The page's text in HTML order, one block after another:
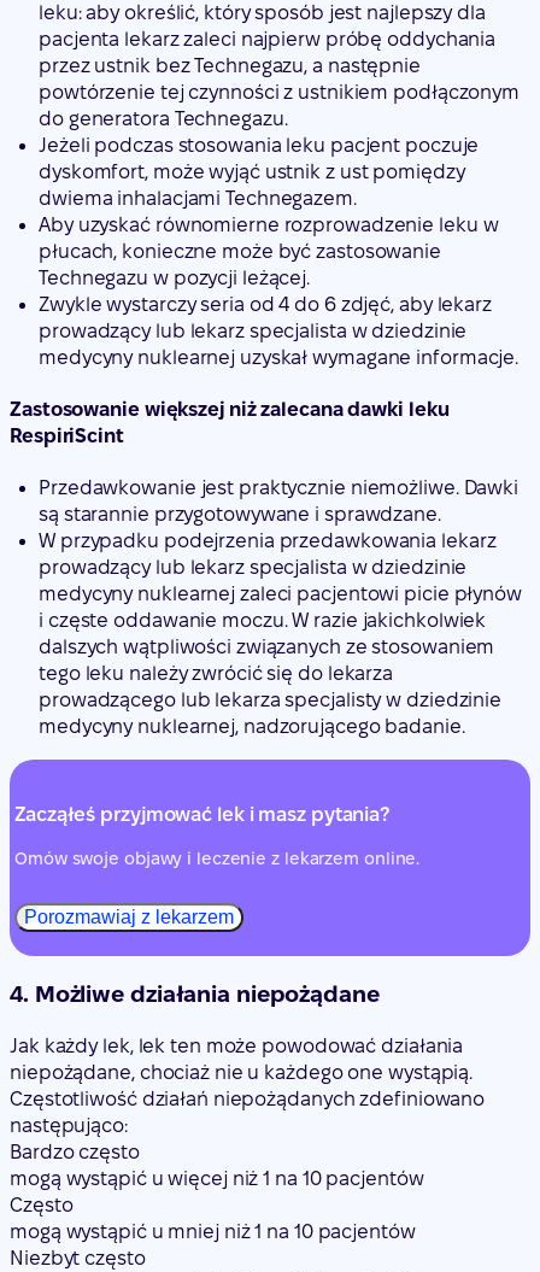
leku: aby określić, który sposób jest najlepszy dla
pacjenta lekarz zaleci najpierw próbę oddychania
przez ustnik bez Technegazu, a następnie
powtórzenie tej czynności z ustnikiem podłączonym
do generatora Technegazu.
Jeżeli podczas stosowania leku pacjent poczuje
dyskomfort, może wyjąć ustnik z ust pomiędzy
dwiema inhalacjami Technegazem.
Aby uzyskać równomierne rozprowadzenie leku w
płucach, konieczne może być zastosowanie
Technegazu w pozycji leżącej.
Zwykle wystarczy seria od 4 do 6 zdjęć, aby lekarz
prowadzący lub lekarz specjalista w dziedzinie
medycyny nuklearnej uzyskał wymagane informacje.
Zastosowanie większej niż zalecana dawki leku
RespiriScint
Przedawkowanie jest praktycznie niemożliwe. Dawki
są starannie przygotowywane i sprawdzane.
W przypadku podejrzenia przedawkowania lekarz
prowadzący lub lekarz specjalista w dziedzinie
medycyny nuklearnej zaleci pacjentowi picie płynów
i częste oddawanie moczu. W razie jakichkolwiek
dalszych wątpliwości związanych ze stosowaniem
tego leku należy zwrócić się do lekarza
prowadzącego lub lekarza specjalisty w dziedzinie
medycyny nuklearnej, nadzorującego badanie.
Zacząłeś przyjmować lek i masz pytania?
Omów swoje objawy i leczenie z lekarzem online.
Porozmawiaj z lekarzem
4. Możliwe działania niepożądane
Jak każdy lek, lek ten może powodować działania
niepożądane, chociaż nie u każdego one wystąpią.
Częstotliwość działań niepożądanych zdefiniowano
następująco:
Bardzo często
mogą wystąpić u więcej niż 1 na 10 pacjentów
Często
mogą wystąpić u mniej niż 1 na 10 pacjentów
Niezbyt często